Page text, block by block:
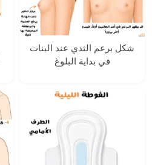
شكل برعم الثدي عند البنات
في بداية البلوغ